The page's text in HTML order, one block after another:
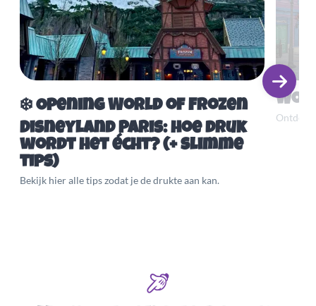
❄️ Opening World of Frozen
Disneyland Paris: hoe druk
wordt het écht? (+ slimme
tips)
Bekijk hier alle tips zodat je de drukte aan kan.
Ontdek